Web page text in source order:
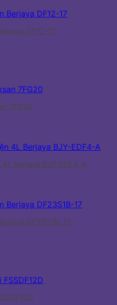
DF12-17
7FG20
Berjaya BJY-EDF4-A
DF23S1B-17